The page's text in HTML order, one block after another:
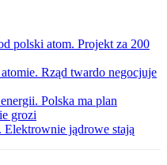
polski atom. Projekt za 200
Rząd twardo negocjuje
Polska ma plan
grozi
jądrowe stają